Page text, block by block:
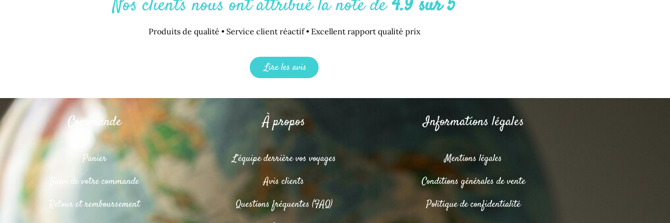
Nos clients nous ont attribué la note de4.9 sur 5
Produits de qualité • Service client réactif • Excellent rapport qualité prix
Lire les avis
Commande
Panier
Suivi de votre commande
Retour et remboursement
À propos
L’équipe derrière vos voyages
Avis clients
Questions fréquentes (FAQ)
Informations légales
Mentions légales
Conditions générales de vente
Politique de confidentialité